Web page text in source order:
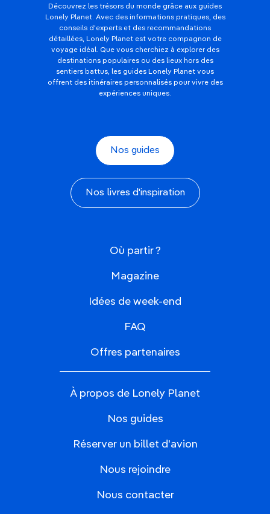
Découvrez les trésors du monde grâce aux guides
Lonely Planet. Avec des informations pratiques, des
conseils d'experts et des recommandations
détaillées, Lonely Planet est votre compagnon de
voyage idéal. Que vous cherchiez à explorer des
destinations populaires ou des lieux hors des
sentiers battus, les guides Lonely Planet vous
offrent des itinéraires personnalisés pour vivre des
expériences uniques.
Nos guides
Nos livres d'inspiration
Où partir ?
Magazine
Idées de week-end
FAQ
Offres partenaires
À propos de Lonely Planet
Nos guides
Réserver un billet d'avion
Nous rejoindre
Nous contacter